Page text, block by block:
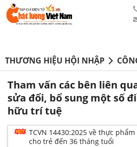
THƯƠNG HIỆU HỘI NHẬP
Tham vấn các bên liên
sửa đổi, bổ sung một số
hữu trí tuệ
TCVN 14430:2025 về thực
cho trẻ đến 36 tháng tuổi